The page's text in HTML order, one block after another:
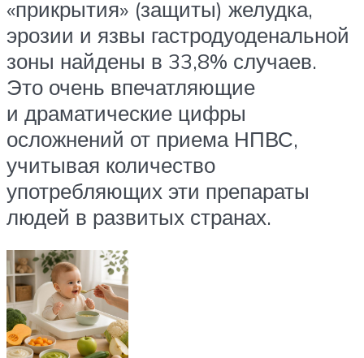
«прикрытия» (защиты) желудка,
эрозии и язвы гастродуоденальной
зоны найдены в 33,8% случаев.
Это очень впечатляющие
и драматические цифры
осложнений от приема НПВС,
учитывая количество
употребляющих эти препараты
людей в развитых странах.